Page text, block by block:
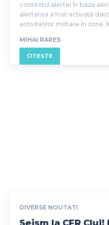
contextul alertei în baza
alertarea a fost activată
activităților militare în zonă,
MIHAI RARES
CITESTE
DIVERSE NOUTATI